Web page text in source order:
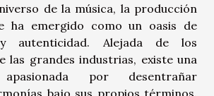
de la música, la producción
ha emergido como un oasis de
autenticidad. Alejada de los
las grandes industrias, existe una
apasionada por desentrañar
bajo sus propios términos.